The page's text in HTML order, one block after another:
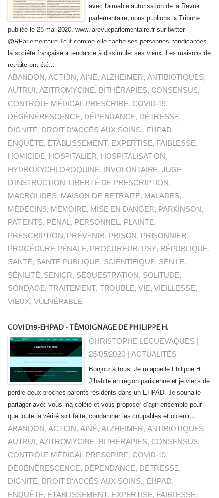
avec l'aimable autorisation de la Revue
parlementaire, nous publions la Tribune
publiée le 25 mai 2020. www.larevueparlementaire.fr sur twitter
@RParlementaire Tout comme elle cache ses personnes handicapées,
la société française a tendance à dissimuler ses vieux. Les maisons de
retraite ont été...
ABANDON,ACTION,AINÉ,ALZHEIMER,ANTIBIOTIQUES,
AUTRUI,AZITROMYCINE, BITHÉRAPIES, CONSENSUS,
CONTRÔLE MÉDICAL PRESCRIRE, COVID-19,
DÉGÉNÉRESCENCE, DÉPENDANCE, DÉTRESSE,
DIGNITÉ, DROIT D'ACCÈS AUX SOINS., EHPAD,
ENQUÊTE, ÉTABLISSEMENT, EXPERTISE, FAIBLESSE,
HOMICIDE, HOSPITALIER, HOSPITALISATION,
HYDROXYCHLOROQUINE, INVOLONTAIRE,JUGE
D'INSTRUCTION, LIBERTÉ DE PRESCRIPTION,
MACROLIDES, MAISON DE RETRAITE, MALADES,
MÉDECINS, MÉMOIRE, MISE EN DANGER, PARKINSON,
PATIENTS, PÉNAL, PERSONNEL, PLAINTE,
PRESCRIPTION, PRÉVENIR, PRISON, PRISONNIER,
PROCÉDURE PÉNALE, PROCUREUR, PSY, RÉPUBLIQUE,
SANTÉ, SANTÉ PUBLIQUE, SCIENTIFIQUE, SÉNILE,
SÉNILITÉ, SENIOR, SÉQUESTRATION, SOLITUDE,
SONDAGE,TRAITEMENT,TROUBLE,VIE,VIEILLESSE,
VIEUX,VULNÉRABLE
COVID19-EHPAD - TÉMOIGNAGE DE PHILIPPE H.
CHRISTOPHE LEGUEVAQUES |
25/05/2020 |ACTUALITÉS
Bonjour à tous, Je m’appelle Philippe H.
J’habite en région parisienne et je viens de
perdre deux proches parents résidents dans un EHPAD. Je souhaite
partager avec vous ma colère et vous proposer d’agir ensemble pour
que toute la vérité soit faite, condamner les coupables et obtenir...
ABANDON,ACTION,AINÉ,ALZHEIMER,ANTIBIOTIQUES,
AUTRUI,AZITROMYCINE, BITHÉRAPIES, CONSENSUS,
CONTRÔLE MÉDICAL PRESCRIRE, COVID-19,
DÉGÉNÉRESCENCE, DÉPENDANCE, DÉTRESSE,
DIGNITÉ, DROIT D'ACCÈS AUX SOINS., EHPAD,
ENQUÊTE, ÉTABLISSEMENT, EXPERTISE, FAIBLESSE,